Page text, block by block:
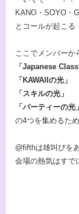
KANO・SOYO・
とコールが起こる
ここでメンバーか
「Japanese
「KAWAIIの光」
「スキルの光」
「パーティーの光」
の4つを集めるた
@fifthは雄叫びを
会場の熱気はすで